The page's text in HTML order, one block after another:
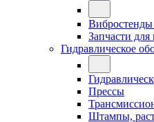
Вибростенды
Запчасти для
Гидравлическое
Прессы
Штампы,